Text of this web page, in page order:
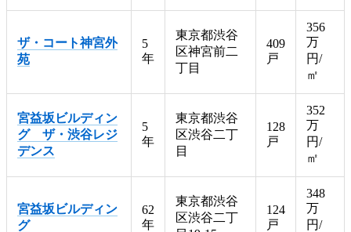
ザ・コート神宮外
苑
5
年
東京都渋谷
区神宮前二
丁目
409
戸
356
万
円/
㎡
宮益坂ビルディン
グ ザ・渋谷レジ
デンス
5
年
東京都渋谷
区渋谷二丁
目
128
戸
352
万
円/
㎡
宮益坂ビルディン
グ
62
年
東京都渋谷
区渋谷二丁
124
戸
348
万
円/